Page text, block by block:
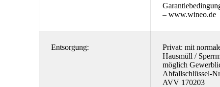
– www.wineo.de
Entsorgung:
Privat: mit
Hausmüll /
möglich
Abfallschlüssel-
AVV 170203